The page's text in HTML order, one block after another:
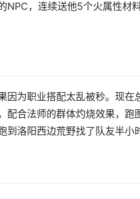
NPC，连续送他5个火属性材
因为职业搭配太乱被秒。现
配合法师的群体灼烧效果，
到洛阳西边荒野找了队友半小